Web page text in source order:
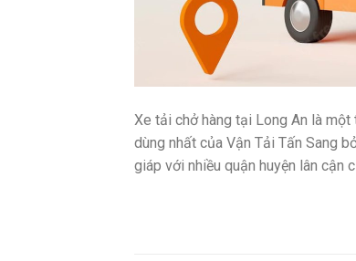
Xe tải chở hàng tại Long An là
dùng nhất của Vận Tải Tấn Sang
giáp với nhiều quận huyện lân cận